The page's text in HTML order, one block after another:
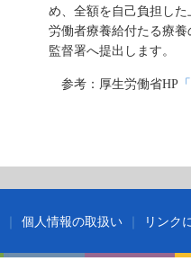
め、全額を自己負担し
労働者療養給付たる療
監督署へ提出します。
参考：厚生労働省HP
個人情報の取扱い リンク